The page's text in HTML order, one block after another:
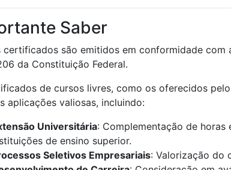
Saber
certificados são emitidos em conformidade com
da Constituição Federal.
de cursos livres, como os oferecidos
aplicações valiosas, incluindo:
Universitária: Complementação de
de ensino superior.
Seletivos Empresariais: Valorização do